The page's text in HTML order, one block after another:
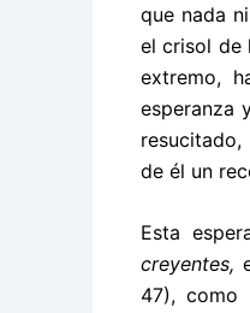
que nada
el crisol de
extremo,
esperanza
de él un
Esta
creyentes,
47), como